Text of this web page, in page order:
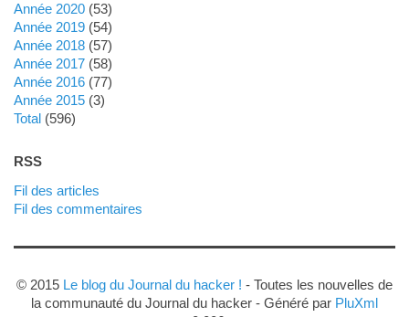
année 2020(53)
année 2019(54)
année 2018(57)
année 2017(58)
année 2016(77)
année 2015(3)
total (596)
RSS
Fil des articles
Fil des commentaires
© 2015 Le blog du Journal du hacker ! - Toutes les nouvelles de
la communauté du Journal du hacker - Généré par PluXml